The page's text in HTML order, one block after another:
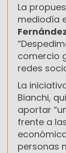
La
mediodía
comercio
redes
La
Bianchi,
aportar
frente a
personas